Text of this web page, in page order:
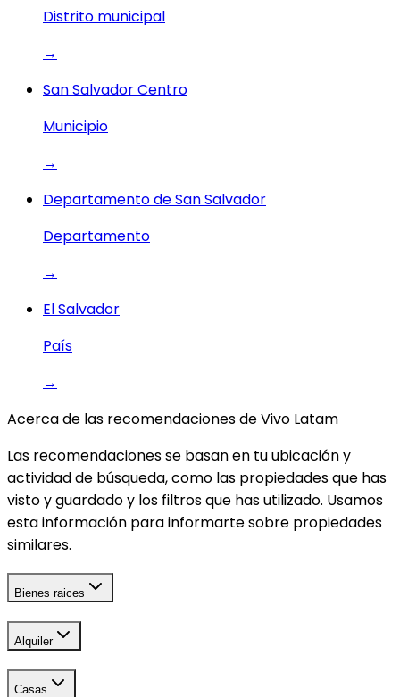
Distrito municipal
→
San Salvador Centro
Municipio
→
Departamento de San Salvador
Departamento
→
El Salvador
País
→
Acerca de las recomendaciones de Vivo Latam
Las recomendaciones se basan en tu ubicación y
actividad de búsqueda, como las propiedades que has
visto y guardado y los filtros que has utilizado. Usamos
esta información para informarte sobre propiedades
similares.
Bienes raices
Alquiler
Casas